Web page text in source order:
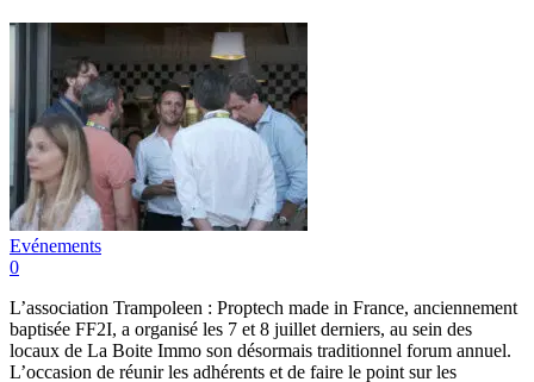
Evénements
0
L’association Trampoleen : Proptech made in France, anciennement
baptisée FF2I, a organisé les 7 et 8 juillet derniers, au sein des
locaux de La Boite Immo son désormais traditionnel forum annuel.
L’occasion de réunir les adhérents et de faire le point sur les